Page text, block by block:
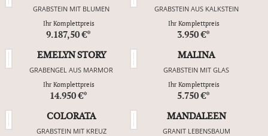
GRABSTEIN MIT BLUMEN
Ihr Komplettpreis
9.187,50 €*
GRABSTEIN AUS KALKSTEIN
Ihr Komplettpreis
3.950 €*
EMELYN STORY
GRABENGEL AUS MARMOR
Ihr Komplettpreis
14.950 €*
MALINA
GRABSTEIN MIT GLAS
Ihr Komplettpreis
5.750 €*
COLORATA
GRABSTEIN MIT KREUZ
MANDALEEN
GRANIT LEBENSBAUM